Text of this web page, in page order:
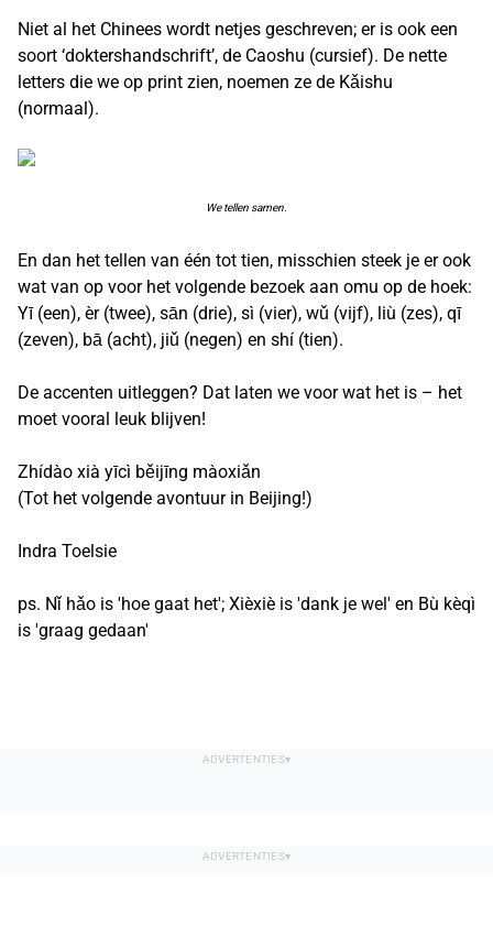
Niet al het Chinees wordt netjes geschreven; er is ook een
soort ‘doktershandschrift’, de Caoshu (cursief). De nette
letters die we op print zien, noemen ze de Kǎishu
(normaal).
We tellen samen.
En dan het tellen van één tot tien, misschien steek je er ook
wat van op voor het volgende bezoek aan omu op de hoek:
Yī (een), èr (twee), sān (drie), sì (vier), wǔ (vijf), liù (zes), qī
(zeven), bā (acht), jiǔ (negen) en shí (tien).
De accenten uitleggen? Dat laten we voor wat het is – het
moet vooral leuk blijven!
Zhídào xià yīcì běijīng màoxiǎn
(Tot het volgende avontuur in Beijing!)
Indra Toelsie
ps. Nǐ hǎo is 'hoe gaat het'; Xièxiè is 'dank je wel' en Bù kèqì
is 'graag gedaan'